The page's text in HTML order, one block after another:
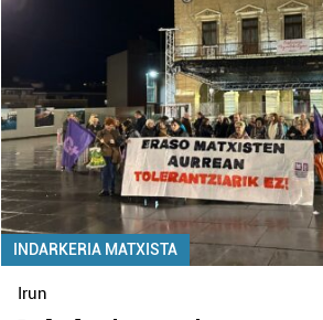
INDARKERIA MATXISTA
Irun